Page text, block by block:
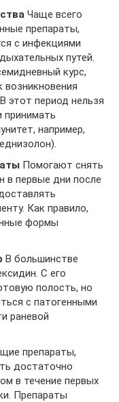
Чаще всего
препараты,
с инфекциями
путей.
курс,
этот период нельзя
принимать
например,
Помогают снять
в первые дни после
Как правило,
формы
В большинстве
С его
полость, но
с патогенными
раневой
препараты,
достаточно
в течение первых
Препараты